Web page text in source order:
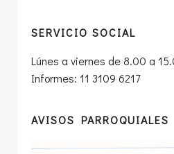
SERVICIO SOCIAL
Lúnes a viernes de 8.00 a
Informes: 11 3109 6217
AVISOS PARROQUIALES